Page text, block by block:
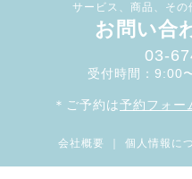
サービス、商品、その
お問い合
03-
受付時間：9:00
＊ご予約は予約フォー
会社概要 ｜ 個人情報に